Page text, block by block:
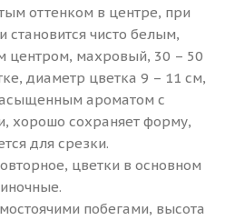
оттенком в центре, при
становится чисто белым,
центром, махровый, 30 – 50
диаметр цветка 9 – 11 см,
ароматом с
хорошо сохраняет форму,
для срезки.
цветки в основном
побегами, высота